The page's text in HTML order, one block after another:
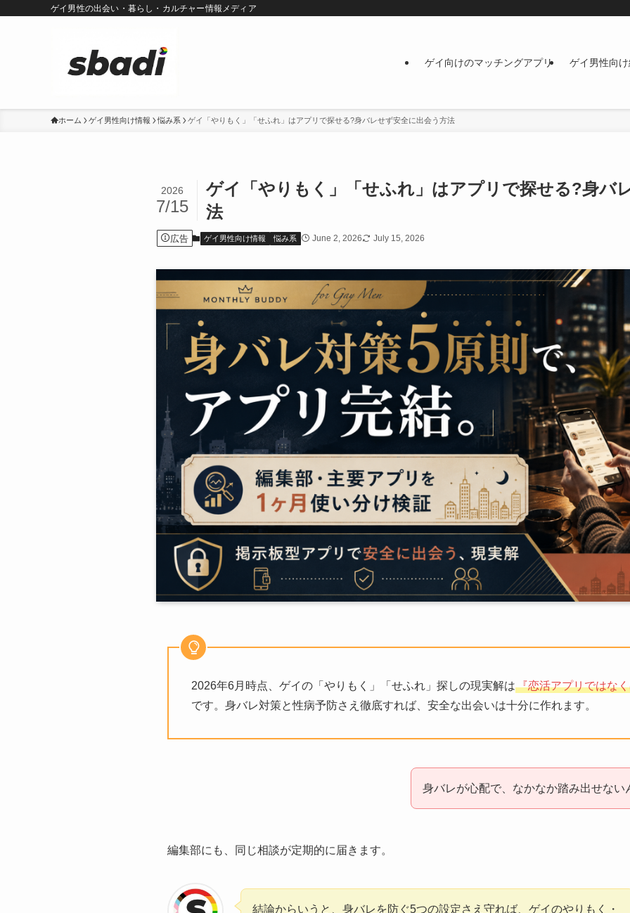
ゲイ男性の出会い・暮らし・カルチャー情報メディア
ゲイ向けのマッチングアプリ ゲイ男性向
ホーム ゲイ男性向け情報 悩み系 ゲイ「やりもく」「せふれ」はアプリで探せる?身バレせず安全に出会う方法
ゲイ「やりもく」「せふれ」はアプリで探せる?身バ
法
2026
7/15
広告 ゲイ男性向け情報 悩み系 June 2, 2026 July 15, 2026
2026年6月時点、ゲイの「やりもく」「せふれ」探しの現実解は『恋活アプリではな
です。身バレ対策と性病予防さえ徹底すれば、安全な出会いは十分に作れます。
身バレが心配で、なかなか踏み出せな
編集部にも、同じ相談が定期的に届きます。
結論からいうと、身バレを防ぐ5つの設定さえ守れば、ゲイのやりもく・